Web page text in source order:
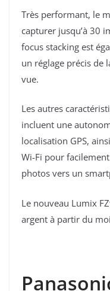
Très performant, le
capturer jusqu’à 30
focus stacking est
un réglage précis de
vue.
Les autres
incluent une
localisation GPS,
Wi-Fi pour
photos vers un
Le nouveau Lumix
argent à partir du